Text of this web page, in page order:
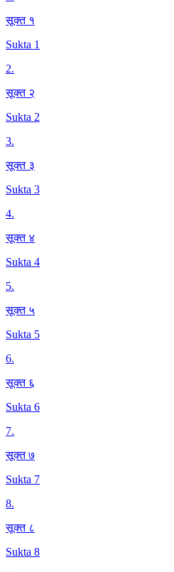
सूक्त १
Sukta 1
2.
सूक्त २
Sukta 2
3.
सूक्त ३
Sukta 3
4.
सूक्त ४
Sukta 4
5.
सूक्त ५
Sukta 5
6.
सूक्त ६
Sukta 6
7.
सूक्त ७
Sukta 7
8.
सूक्त ८
Sukta 8